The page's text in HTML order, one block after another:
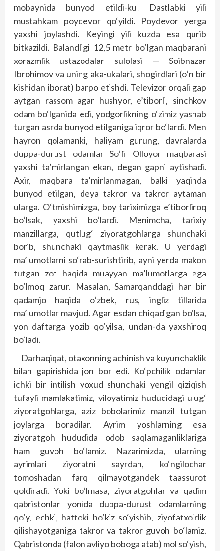
mobaynida bunyod etildi-ku! Dastlabki yili
mustahkam poydevor qo‘yildi. Poydevor yerga
yaxshi joylashdi. Keyingi yili kuzda esa qurib
bitkazildi. Balandligi 12,5 metr bo‘lgan maqbarani
xorazmlik ustazodalar sulolasi — Soibnazar
Ibrohimov va uning aka-ukalari, shogirdlari (o‘n bir
kishidan iborat) barpo etishdi. Televizor orqali gap
aytgan rassom agar hushyor, e’tiborli, sinchkov
odam bo‘lganida edi, yodgorlikning o‘zimiz yashab
turgan asrda bunyod etilganiga iqror bo‘lardi. Men
hayron qolamanki, haliyam gurung, davralarda
duppa-durust odamlar So‘fi Olloyor maqbarasi
yaxshi ta’mirlangan ekan, degan gapni aytishadi.
Axir, maqbara ta’mirlanmagan, balki yaqinda
bunyod etilgan, deya takror va takror aytaman
ularga. O‘tmishimizga, boy tariximizga e’tiborliroq
bo‘lsak, yaxshi bo‘lardi. Menimcha, tarixiy
manzillarga, qutlug‘ ziyoratgohlarga shunchaki
borib, shunchaki qaytmaslik kerak. U yerdagi
ma’lumotlarni so‘rab-surishtirib, ayni yerda makon
tutgan zot haqida muayyan ma’lumotlarga ega
bo‘lmoq zarur. Masalan, Samarqanddagi har bir
qadamjo haqida o‘zbek, rus, ingliz tillarida
ma’lumotlar mavjud. Agar esdan chiqadigan bo‘lsa,
yon daftarga yozib qo‘yilsa, undan-da yaxshiroq
bo‘ladi.
Darhaqiqat, otaxonning achinish va kuyunchaklik
bilan gapirishida jon bor edi. Ko‘pchilik odamlar
ichki bir intilish yoxud shunchaki yengil qiziqish
tufayli mamlakatimiz, viloyatimiz hududidagi ulug‘
ziyoratgohlarga, aziz bobolarimiz manzil tutgan
joylarga boradilar. Ayrim yoshlarning esa
ziyoratgoh hududida odob saqlamaganliklariga
ham guvoh bo‘lamiz. Nazarimizda, ularning
ayrimlari ziyoratni sayrdan, ko‘ngilochar
tomoshadan farq qilmayotgandek taassurot
qoldiradi. Yoki bo‘lmasa, ziyoratgohlar va qadim
qabristonlar yonida duppa-durust odamlarning
qo‘y, echki, hattoki ho‘kiz so‘yishib, ziyofatxo‘rlik
qilishayotganiga takror va takror guvoh bo‘lamiz.
Qabristonda (falon avliyo boboga atab) mol so‘yish,